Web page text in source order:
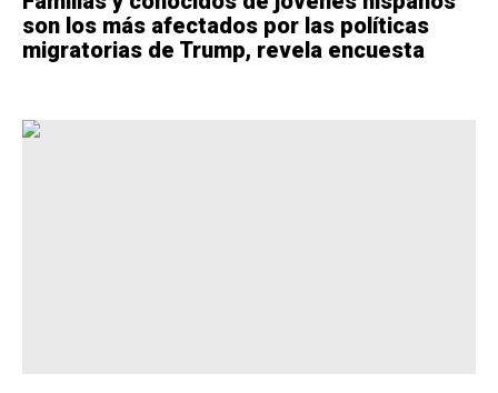
son los más afectados por las políticas
migratorias de Trump, revela encuesta